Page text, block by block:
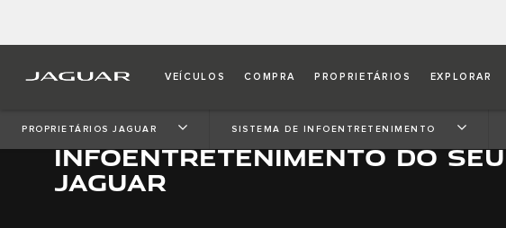
VEÍCULOS COMPRA PROPRIETÁRIOS EXPLORAR
PROPRIETÁRIOS JAGUAR SISTEMA DE INFOENTRETENIMENTO
CONFIGURE O
INFOENTRETENIMENTO DO SEU
JAGUAR